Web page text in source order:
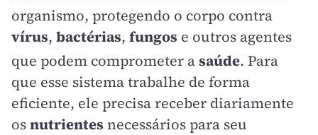
organismo, protegendo o corpo contra
vírus, bactérias, fungos e outros agentes
que podem comprometer asaúde. Para
que esse sistema trabalhe de forma
eficiente, ele precisa receber diariamente
osnutrientes necessários para seu